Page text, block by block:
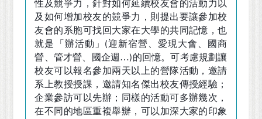
性及競爭力，針對如何延續校友會的活動力以
及如何增加校友的競爭力，則提出要讓參加校
友會的系胞可找回大家在大學的共同記憶，也
就是
「 辦活動 」 (迎新宿營、愛現大會、國商
營、管才營、國企週…)的回憶。可考慮規劃讓
校友可以報名參加兩天以上的營隊活動，邀請
系上教授授課，邀請知名傑出校友傳授經驗；
企業參訪可以先辦；同樣的活動可多辦幾次，
在不同的地區重複舉辦，可以加深大家的印象